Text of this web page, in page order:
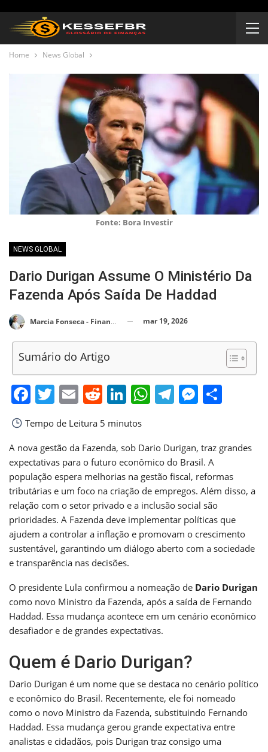
Home News Global
Fonte: Bora Investir
NEWS GLOBAL
Dario Durigan Assume O Ministério Da
Fazenda Após Saída De Haddad
Marcia Fonseca - Financial Consultant mar 19, 2026
Sumário do Artigo
Facebook
Twitter
EmailReddit
LinkedIn
WhatsApp
Telegram
Tempo de Leitura 5 minutos
A nova gestão da Fazenda, sob Dario Durigan, traz grandes
expectativas para o futuro econômico do Brasil. A
população espera melhorias na gestão fiscal, reformas
tributárias e um foco na criação de empregos. Além disso, a
relação com o setor privado e a inclusão social são
prioridades. A Fazenda deve implementar políticas que
ajudem a controlar a inflação e promovam o crescimento
sustentável, garantindo um diálogo aberto com a sociedade
e transparência nas decisões.
O presidente Lula confirmou a nomeação de Dario Durigan
como novo Ministro da Fazenda, após a saída de Fernando
Haddad. Essa mudança acontece em um cenário econômico
desafiador e de grandes expectativas.
Quem é Dario Durigan?
Dario Durigan é um nome que se destaca no cenário político
e econômico do Brasil. Recentemente, ele foi nomeado
como o novo Ministro da Fazenda, substituindo Fernando
Haddad. Essa mudança gerou grande expectativa entre
analistas e cidadãos, pois Durigan traz consigo uma